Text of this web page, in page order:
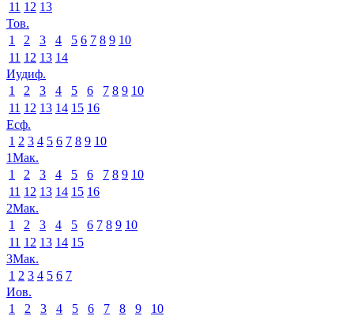
11 12 13
Тов.
1
2 3 4 5 6 7 8 9 10
11 12 13 14
Иудиф.
1
2 3 4 5 6 7 8 9 10
11 12 13 14 15 16
Есф.
1 2 3 4 5 6 7 8 9 10
1Мак.
1
2 3 4 5 6 7 8 9 10
11 12 13 14 15 16
2Мак.
1
2 3 4 5 6 7 8 9 10
11 12 13 14 15
3Мак.
1 2 3 4 5 6 7
Иов.
1
2 3 4 5 6 7 8 9 10